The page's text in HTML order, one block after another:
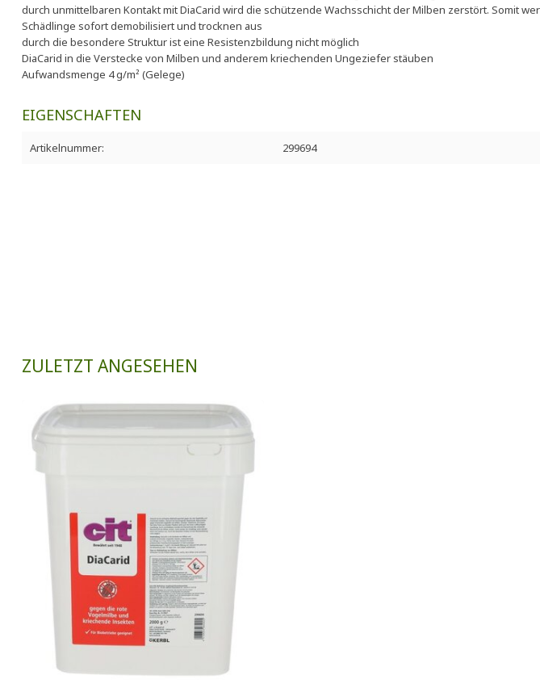
durch unmittelbaren Kontakt mit DiaCarid wird die schützende Wachsschicht der Milben zerstört. Somit
Schädlinge sofort demobilisiert und trocknen aus
durch die besondere Struktur ist eine Resistenzbildung nicht möglich
DiaCarid in die Verstecke von Milben und anderem kriechenden Ungeziefer stäuben
Aufwandsmenge 4 g/m² (Gelege)
EIGENSCHAFTEN
Artikelnummer: 299694
ZULETZT ANGESEHEN